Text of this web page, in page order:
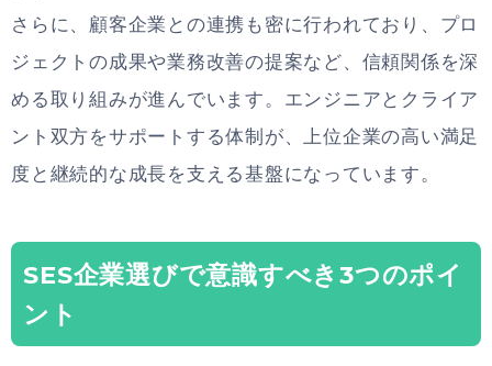
さらに、顧客企業との連携も密に行われており、プロ
ジェクトの成果や業務改善の提案など、信頼関係を深
める取り組みが進んでいます。エンジニアとクライア
ント双方をサポートする体制が、上位企業の高い満足
度と継続的な成長を支える基盤になっています。
SES企業選びで意識すべき3つのポイ
ント